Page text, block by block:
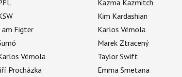
am Figter
Vémola
Procházka
Kazma Kazmitch
Kim Kardashian
Karlos Vémola
Marek Ztracený
Taylor Swift
Emma Smetana